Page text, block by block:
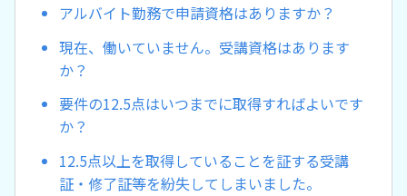
アルバイト勤務で申請資格はありますか？
現在、働いていません。受講資格はあります
か？
要件の12.5点はいつまでに取得すればよいです
か？
12.5点以上を取得していることを証する受講
証・修了証等を紛失してしまいました。